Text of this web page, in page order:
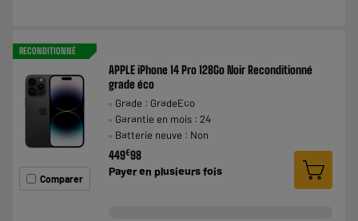
RECONDITIONNÉ
Comparer
APPLE iPhone 14 Pro 128Go Noir Reconditionné
grade éco
Grade : GradeEco
Garantie en mois : 24
Batterie neuve : Non
449€98
Payer en plusieurs fois